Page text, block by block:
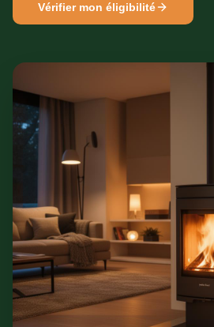
Vérifier mon éligibilité